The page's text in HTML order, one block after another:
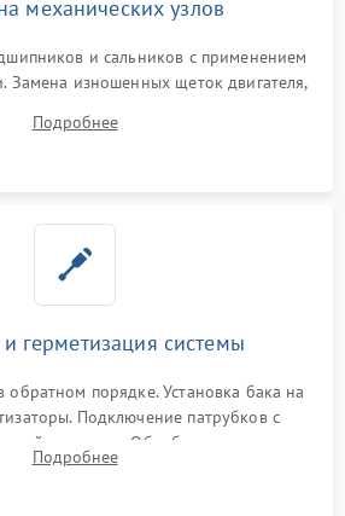
механических узлов
и сальников с применением
Замена изношенных щеток двигателя,
резиновой манжеты.
Подробнее
герметизация системы
обратном порядке. Установка бака на
Подключение патрубков с
хомутами. Обработка стыков
возможных протечек воды.
Подробнее